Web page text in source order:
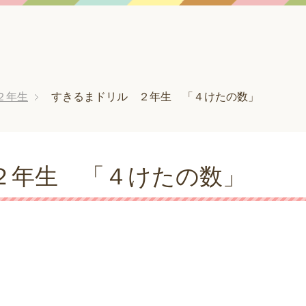
年生 すきるまドリル ２年生 「４けたの数」
生 「４けたの数」